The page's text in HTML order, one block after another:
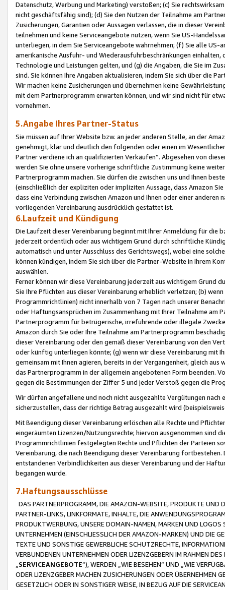
Datenschutz, Werbung und Marketing) verstoßen; (c) Sie
nicht geschäftsfähig sind); (d) Sie den Nutzen der Teilnahme am
Zusicherungen, Garantien oder Aussagen verlassen, die in dieser
teilnehmen und keine Serviceangebote nutzen, wenn Sie US-
unterliegen, in dem Sie Serviceangebote wahrnehmen; (f) Sie alle
amerikanische Ausfuhr- und Wiederausfuhrbeschränkungen
Technologie und Leistungen gelten, und (g) die Angaben, die Sie im
sind. Sie können Ihre Angaben aktualisieren, indem Sie sich über die
Wir machen keine Zusicherungen und übernehmen keine
mit dem Partnerprogramm erwarten können, und wir sind nicht für
vornehmen.
5.Angabe Ihres Partner-Status
Sie müssen auf Ihrer Website bzw. an jeder anderen Stelle, an der
genehmigt, klar und deutlich den folgenden oder einen im
Partner verdiene ich an qualifizierten Verkäufen“. Abgesehen von
werden Sie ohne unsere vorherige schriftliche Zustimmung keine
Partnerprogramm machen. Sie dürfen die zwischen uns und Ihnen
(einschließlich der expliziten oder impliziten Aussage, dass Amazon
dass eine Verbindung zwischen Amazon und Ihnen oder einer
vorliegenden Vereinbarung ausdrücklich gestattet ist.
6.Laufzeit und Kündigung
Die Laufzeit dieser Vereinbarung beginnt mit Ihrer Anmeldung für die
jederzeit ordentlich oder aus wichtigem Grund durch schriftliche
automatisch und unter Ausschluss des Gerichtswegs), wobei eine
können kündigen, indem Sie sich über die Partner-Website in Ihrem
auswählen.
Ferner können wir diese Vereinbarung jederzeit aus wichtigem Grund
Sie Ihre Pflichten aus dieser Vereinbarung erheblich verletzen; (b)
Programmrichtlinien) nicht innerhalb von 7 Tagen nach unserer
oder Haftungsansprüchen im Zusammenhang mit Ihrer Teilnahme am
Partnerprogramm für betrügerische, irreführende oder illegale
Amazon durch Sie oder Ihre Teilnahme am Partnerprogramm
dieser Vereinbarung oder den gemäß dieser Vereinbarung von den
oder künftig unterliegen könnte; (g) wenn wir diese Vereinbarung mit
gemeinsam mit Ihnen agieren, bereits in der Vergangenheit, gleich
das Partnerprogramm in der allgemein angebotenen Form beenden.
gegen die Bestimmungen der Ziffer 5 und jeder Verstoß gegen die
Wir dürfen angefallene und noch nicht ausgezahlte Vergütungen
sicherzustellen, dass der richtige Betrag ausgezahlt wird
Mit Beendigung dieser Vereinbarung erlöschen alle Rechte und
eingeräumten Lizenzen/Nutzungsrechte; hiervon ausgenommen sind
Programmrichtlinien festgelegten Rechte und Pflichten der Parteien
Vereinbarung, die nach Beendigung dieser Vereinbarung
entstandenen Verbindlichkeiten aus dieser Vereinbarung und der
begangen wurde.
7.Haftungsausschlüsse
DAS PARTNERPROGRAMM, DIE AMAZON-WEBSITE, PRODUKTE UND
PARTNER-LINKS, LINKFORMATE, INHALTE, DIE
PRODUKTWERBUNG, UNSERE DOMAIN-NAMEN, MARKEN UND
UNTERNEHMEN (EINSCHLIESSLICH DER AMAZON-MARKEN) UND DIE
TEXTE UND SONSTIGE GEWERBLICHE SCHUTZRECHTE,
VERBUNDENEN UNTERNEHMEN ODER LIZENZGEBERN IM RAHMEN
SERVICEANGEBOTE“), WERDEN „WIE BESEHEN“ UND „WIE
ODER LIZENZGEBER MACHEN ZUSICHERUNGEN ODER ÜBERNEHMEN
GESETZLICH ODER IN SONSTIGER WEISE, IN BEZUG AUF DIE